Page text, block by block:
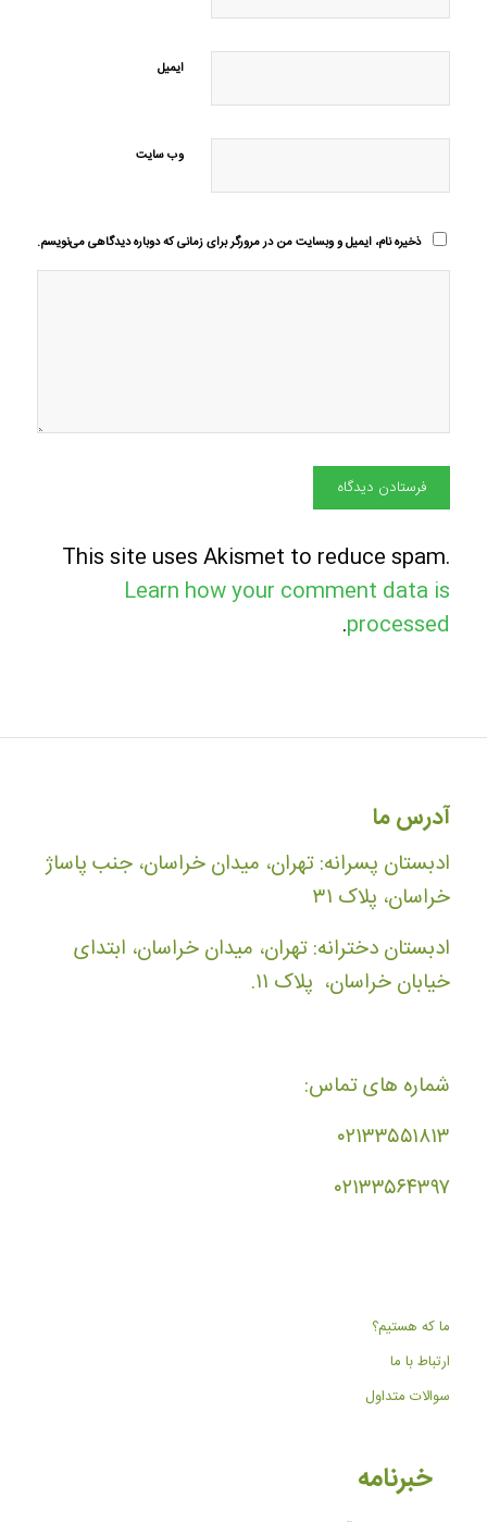
ایمیل
وب‌ سایت
ذخیره نام، ایمیل و وبسایت من در مرورگر برای زمانی که دوباره دیدگاهی می‌نویسم.
This site uses Akismet to reduce spam.
Learn how your comment data is
processed
.
آدرس ما
ادبستان پسرانه: تهران، میدان خراسان، جنب پاساژ
خراسان، پلاک ۳۱
ادبستان دخترانه: تهران، میدان خراسان، ابتدای
خیابان خراسان، پلاک ۱۱.
شماره های تماس:
۰۲۱۳۳۵۵۱۸۱۳
۰۲۱۳۳۵۶۴۳۹۷
ما که هستیم؟
ارتباط با ما
سوالات متداول
خبرنامه